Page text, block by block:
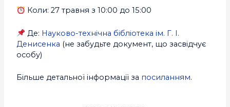
Коли: 27 травня з 10:00 до 15:00
Де: Науково-технічна бібліотека ім. Г. І.
Денисенка (не забудьте документ, що засвідчує
особу)
Більше детальної інформації за посиланням.